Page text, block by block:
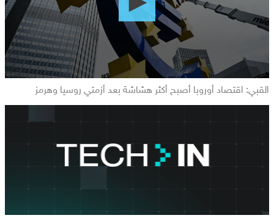
القبي: اقتصاد أوروبا أصبح أكثر هشاشة بعد أزمتي روسيا وهرمز